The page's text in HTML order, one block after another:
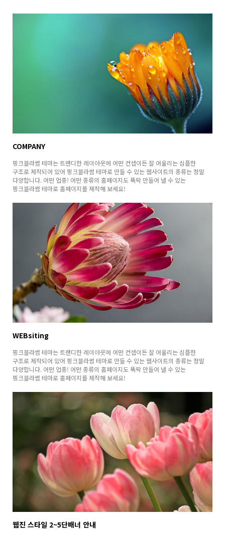
COMPANY
핑크블라썸 테마는 트랜디한 레이아웃에 어떤 컨셉이든 잘 어울리는 심플한
구조로 제작되어 있어 핑크블라썸 테마로 만들 수 있는 웹사이트의 종류는 정말
다양합니다. 어떤 업종! 어떤 종류의 홈페이지도 뚝딱 만들어 낼 수 있는
핑크블라썸 테마로 홈페이지를 제작해 보세요!
WEBsiting
핑크블라썸 테마는 트랜디한 레이아웃에 어떤 컨셉이든 잘 어울리는 심플한
구조로 제작되어 있어 핑크블라썸 테마로 만들 수 있는 웹사이트의 종류는 정말
다양합니다. 어떤 업종! 어떤 종류의 홈페이지도 뚝딱 만들어 낼 수 있는
핑크블라썸 테마로 홈페이지를 제작해 보세요!
웹진 스타일 2~5단배너 안내